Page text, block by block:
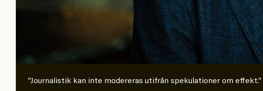
”Journalistik kan inte modereras utifrån spekulationer om effekt.”